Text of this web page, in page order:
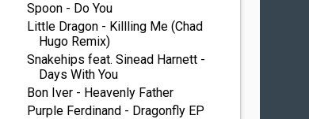
Spoon - Do You
Little Dragon - Killling Me (Chad
Hugo Remix)
Snakehips feat. Sinead Harnett -
Days With You
Bon Iver - Heavenly Father
Purple Ferdinand - Dragonfly EP